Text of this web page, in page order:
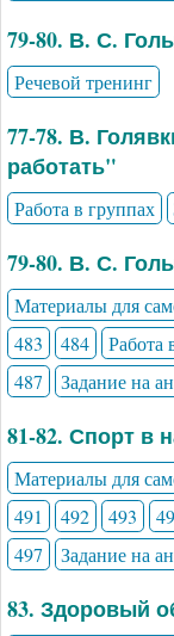
79-80. В. С.
Речевой тренинг
77-78. В.
работать"
Работа в группах
79-80. В. С.
Материалы для
483
484 Работа
487
Задание на
81-82. Спорт в
Материалы для
491
492 493
497
Задание на
83. Здоровый